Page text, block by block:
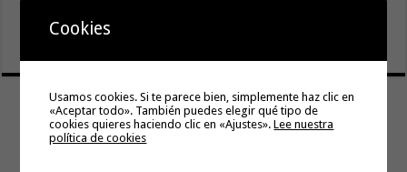
Acompaña’ llega este lunes a Hermigua
Cookies
Usamos cookies. Si te parece bien, simplemente haz clic en
«Aceptar todo». También puedes elegir qué tipo de
cookies quieres haciendo clic en «Ajustes».Lee nuestra
política de cookies